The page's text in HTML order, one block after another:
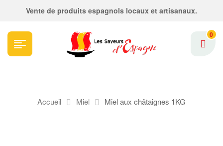
Vente de produits espagnols locaux et artisanaux.
0
Accueil Miel Miel aux châtaignes 1KG